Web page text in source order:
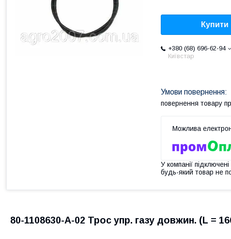
Купити
+380 (68) 696-62-94
Київстар
повернення товару
У компанії
будь-який товар не
80-1108630-А-02 Трос упр. газу довжин. (L =